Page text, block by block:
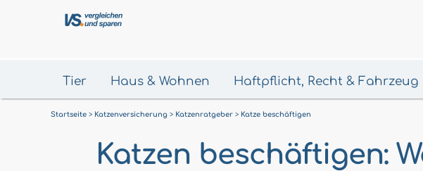
Tier Haus & Wohnen Haftpflicht, Recht & Fahrzeug
Startseite Katzenversicherung Katzenratgeber Katze beschäftigen
Katzen beschäftigen: